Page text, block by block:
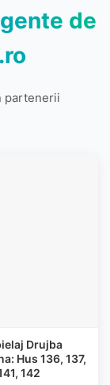
de
partenerii
Drujba
Hus 136, 137,
142